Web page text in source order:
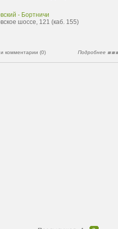
- Бортничи
шоссе, 121 (каб. 155)
комментарии (0) Подробнее